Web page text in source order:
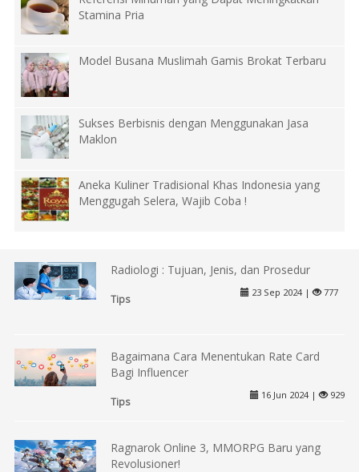
Stamina Pria
Model Busana Muslimah Gamis Brokat Terbaru
Sukses Berbisnis dengan Menggunakan Jasa
Maklon
Aneka Kuliner Tradisional Khas Indonesia yang
Menggugah Selera, Wajib Coba !
Radiologi : Tujuan, Jenis, dan Prosedur
Tips
23 Sep 2024 | 777
Bagaimana Cara Menentukan Rate Card
Bagi Influencer
Tips
16 Jun 2024 | 929
Ragnarok Online 3, MMORPG Baru yang
Revolusioner!